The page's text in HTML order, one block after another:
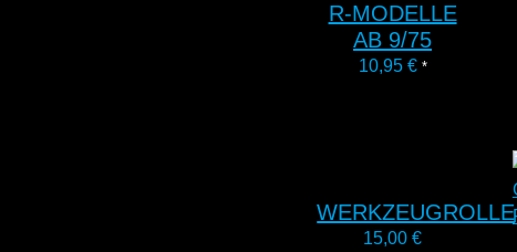
R-MODELLE
AB 9/75
10,95 € *
WERKZEUGROLLE
15,00€